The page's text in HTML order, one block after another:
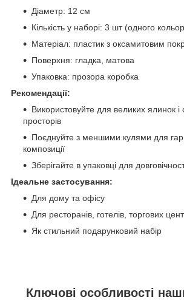
Діаметр: 12 см
Кількість у наборі: 3 шт (одного
Матеріал: пластик з оксамитовим
Поверхня: гладка, матова
Упаковка: прозора коробка
Рекомендації:
Використовуйте для великих ялинок і
просторів
Поєднуйте з меншими кулями для
композиції
Зберігайте в упаковці для
Ідеальне застосування:
Для дому та офісу
Для ресторанів, готелів, торгових
Як стильний подарунковий набір
Ключові особливості